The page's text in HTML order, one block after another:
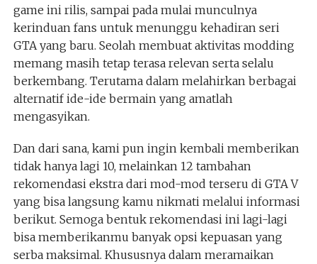
game ini rilis, sampai pada mulai munculnya
kerinduan fans untuk menunggu kehadiran seri
GTA yang baru. Seolah membuat aktivitas modding
memang masih tetap terasa relevan serta selalu
berkembang. Terutama dalam melahirkan berbagai
alternatif ide-ide bermain yang amatlah
mengasyikan.
Dan dari sana, kami pun ingin kembali memberikan
tidak hanya lagi 10, melainkan 12 tambahan
rekomendasi ekstra dari mod-mod terseru di GTA V
yang bisa langsung kamu nikmati melalui informasi
berikut. Semoga bentuk rekomendasi ini lagi-lagi
bisa memberikanmu banyak opsi kepuasan yang
serba maksimal. Khususnya dalam meramaikan